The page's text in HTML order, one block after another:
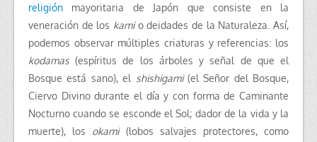
religión mayoritaria de Japón que consiste en la
veneración de los kamio deidades de la Naturaleza. Así,
podemos observar múltiples criaturas y referencias: los
kodamas (espíritus de los árboles y señal de que el
Bosque está sano), el shishigami(el Señor del Bosque,
Ciervo Divino durante el día y con forma de Caminante
Nocturno cuando se esconde el Sol; dador de la vida y la
muerte), los okami(lobos salvajes protectores, como